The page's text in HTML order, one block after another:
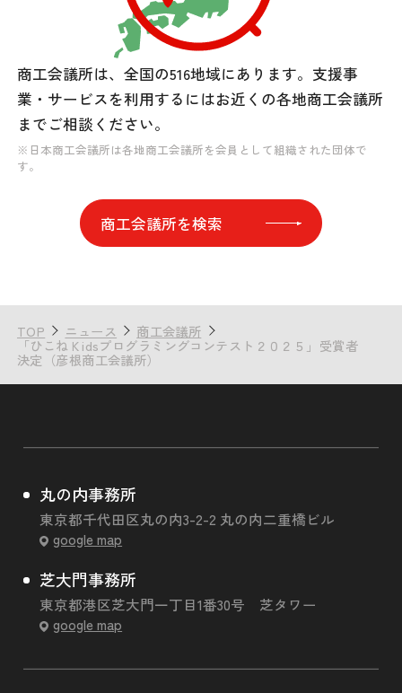
商工会議所は、全国の516地域にあります。 支援事
業・サービスを利用するにはお近くの各地商工会議所
までご相談ください。
※日本商工会議所は各地商工会議所を会員として組織された団体で
す。
商工会議所を検索
TOP ニュース 商工会議所
「ひこねＫidsプログラミングコンテスト２０２５」受賞者
決定（彦根商工会議所）
丸の内事務所
東京都千代田区丸の内3-2-2 丸の内二重橋ビル
google map
芝大門事務所
東京都港区芝大門一丁目1番30号 芝タワー
google map